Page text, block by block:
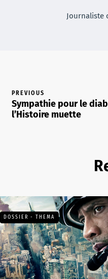
Journaliste
PREVIOUS
Sympathie pour le
l’Histoire muette
DOSSIER - THEMA